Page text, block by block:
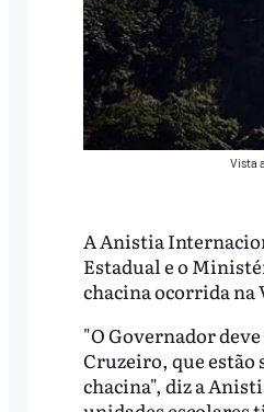
Vista
A Anistia
Estadual e o
chacina ocorrida na
"O Governador
Cruzeiro, que estão
chacina", diz a